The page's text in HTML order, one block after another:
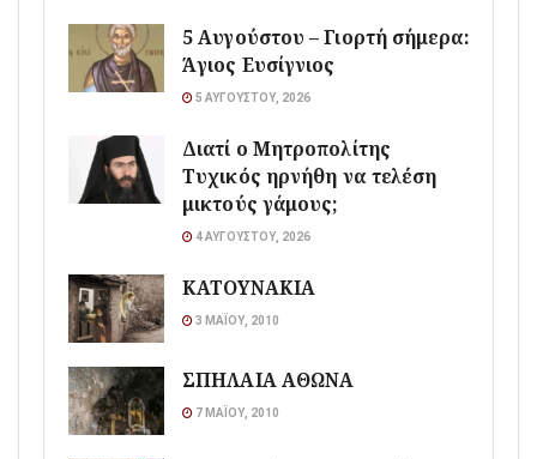
5 Αυγούστου – Γιορτή σήμερα:
Άγιος Ευσίγνιος
5 ΑΥΓΟΎΣΤΟΥ, 2026
Διατί ο Μητροπολίτης
Τυχικός ηρνήθη να τελέση
μικτούς γάμους;
4 ΑΥΓΟΎΣΤΟΥ, 2026
ΚΑΤΟΥΝΑΚΙΑ
3 ΜΑΪ́ΟΥ, 2010
ΣΠΗΛΑΙΑ ΑΘΩΝΑ
7 ΜΑΪ́ΟΥ, 2010